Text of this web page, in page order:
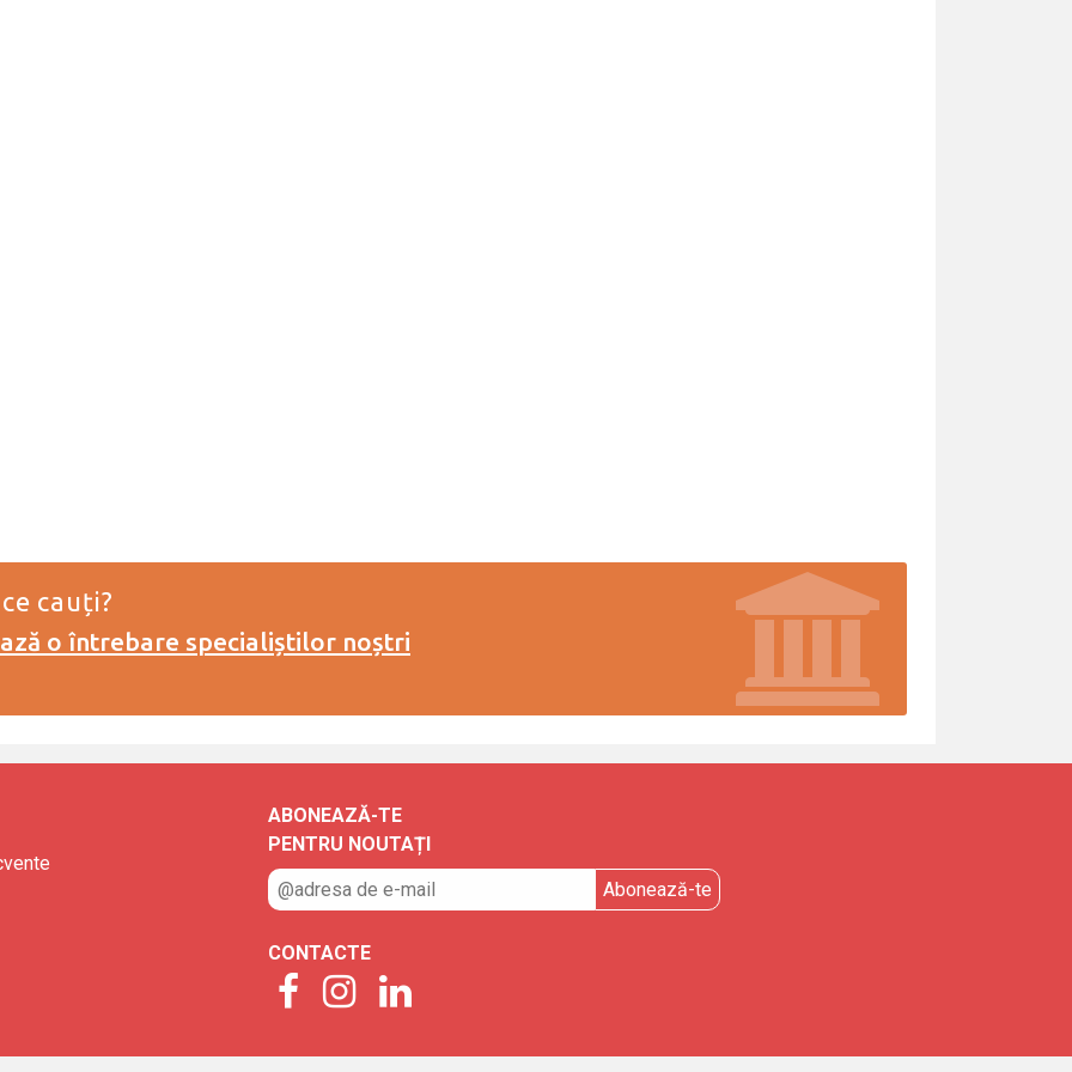
cauți?
o întrebare specialiștilor noștri
ABONEAZĂ-TE
PENTRU NOUTAȚI
CONTACTE